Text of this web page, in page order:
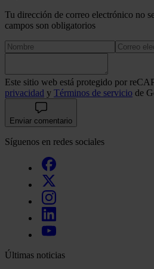
Tu dirección de correo electrónico no
campos son obligatorios
Este sitio web está protegido por
privacidad y Términos de servicio de
Enviar comentario
Síguenos en redes sociales
Últimas noticias